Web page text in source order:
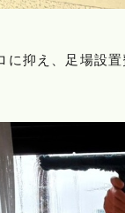
抑え、足場設